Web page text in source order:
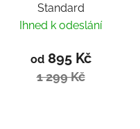
Standard
Ihned k odeslání
od895 Kč
1 299 Kč